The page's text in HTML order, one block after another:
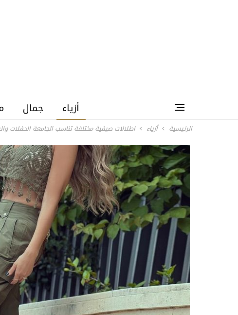
أزياء جمال
الرئيسية أزياء اطلالات صيفية مختلفة تناسب الجامعة الحفلات